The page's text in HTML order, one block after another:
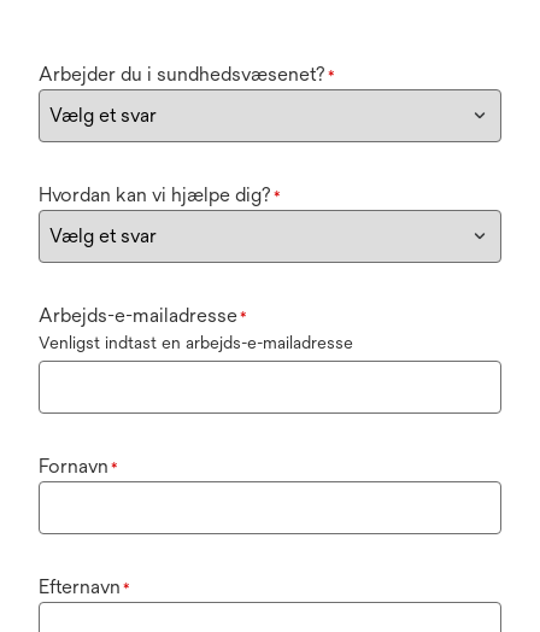
Arbejder du i sundhedsvæsenet? *
Hvordan kan vi hjælpe dig? *
Arbejds-e-mailadresse*
Venligst indtast en arbejds-e-mailadresse
Fornavn *
Efternavn *